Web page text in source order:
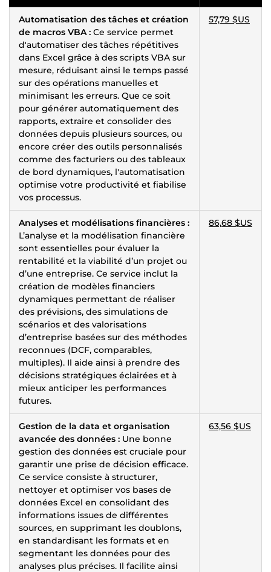
Automatisation des tâches et création
de macros VBA : Ce service permet
d'automatiser des tâches répétitives
dans Excel grâce à des scripts VBA sur
mesure, réduisant ainsi le temps passé
sur des opérations manuelles et
minimisant les erreurs. Que ce soit
pour générer automatiquement des
rapports, extraire et consolider des
données depuis plusieurs sources, ou
encore créer des outils personnalisés
comme des facturiers ou des tableaux
de bord dynamiques, l'automatisation
optimise votre productivité et fiabilise
vos processus.
57,79 $US
Analyses et modélisations financières :
L’analyse et la modélisation financière
sont essentielles pour évaluer la
rentabilité et la viabilité d’un projet ou
d’une entreprise. Ce service inclut la
création de modèles financiers
dynamiques permettant de réaliser
des prévisions, des simulations de
scénarios et des valorisations
d’entreprise basées sur des méthodes
reconnues (DCF, comparables,
multiples). Il aide ainsi à prendre des
décisions stratégiques éclairées et à
mieux anticiper les performances
futures.
86,68 $US
Gestion de la data et organisation
avancée des données : Une bonne
gestion des données est cruciale pour
garantir une prise de décision efficace.
Ce service consiste à structurer,
nettoyer et optimiser vos bases de
données Excel en consolidant des
informations issues de différentes
sources, en supprimant les doublons,
en standardisant les formats et en
segmentant les données pour des
analyses plus précises. Il facilite ainsi
63,56 $US